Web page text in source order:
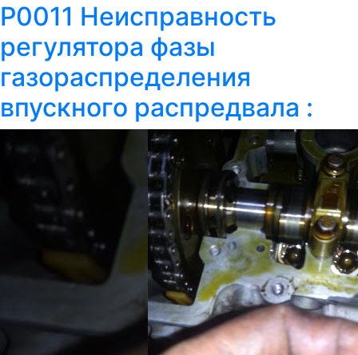
P0011 Неисправность
регулятора фазы
газораспределения
впускного распредвала :